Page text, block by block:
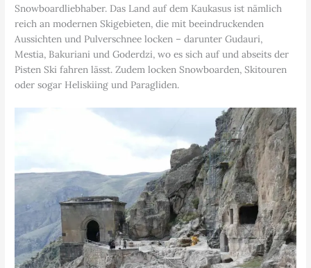
Snowboardliebhaber. Das Land auf dem Kaukasus ist nämlich
reich an modernen Skigebieten, die mit beeindruckenden
Aussichten und Pulverschnee locken – darunter Gudauri,
Mestia, Bakuriani und Goderdzi, wo es sich auf und abseits der
Pisten Ski fahren lässt. Zudem locken Snowboarden, Skitouren
oder sogar Heliskiing und Paragliden.